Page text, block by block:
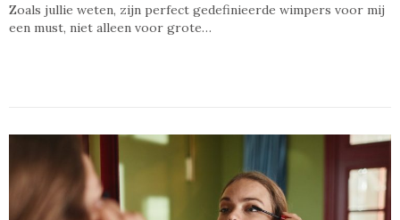
Zoals jullie weten, zijn perfect gedefinieerde wimpers voor mij
een must, niet alleen voor grote…